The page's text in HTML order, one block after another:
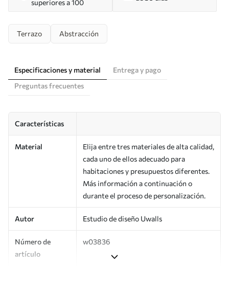
superiores a 100
Terrazo Abstracción
Especificaciones y material
Entrega y pago
Preguntas frecuentes
Características
Material
Elija entre tres materiales de alta calidad,
cada uno de ellos adecuado para
habitaciones y presupuestos diferentes.
Más información a continuación o
durante el proceso de personalización.
Autor Estudio de diseño Uwalls
Número de
artículo
w03836